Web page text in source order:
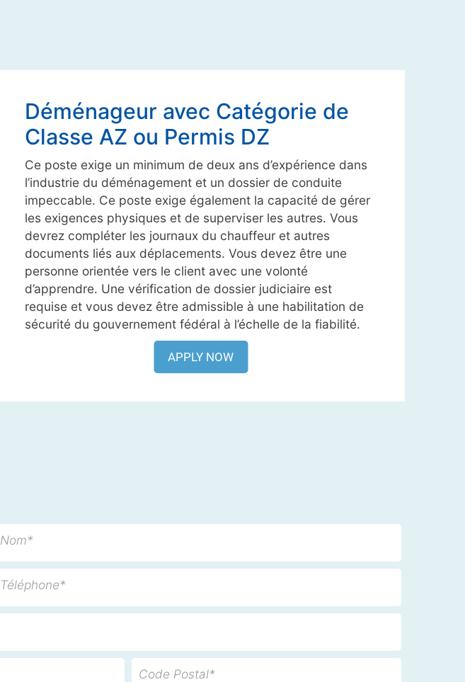
Déménageur avec Catégorie de
Classe AZ ou Permis DZ
Ce poste exige un minimum de deux ans d’expérience dans
l’industrie du déménagement et un dossier de conduite
impeccable. Ce poste exige également la capacité de gérer
les exigences physiques et de superviser les autres. Vous
devrez compléter les journaux du chauffeur et autres
documents liés aux déplacements. Vous devez être une
personne orientée vers le client avec une volonté
d’apprendre. Une vérification de dossier judiciaire est
requise et vous devez être admissible à une habilitation de
sécurité du gouvernement fédéral à l’échelle de la fiabilité.
APPLY NOW
Nom*
Téléphone*
Code Postal*